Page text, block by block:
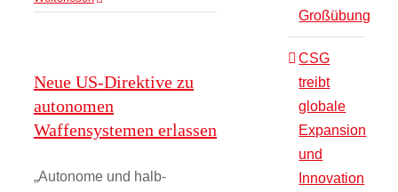
Neue US-Direktive zu
autonomen
Waffensystemen erlassen
„Autonome und halb-
Großübung
CSG
treibt
globale
Expansion
und
Innovation